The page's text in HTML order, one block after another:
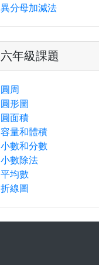
異分母加減法
六年級課題
圓周
圓形圖
圓面積
容量和體積
小數和分數
小數除法
平均數
折線圖